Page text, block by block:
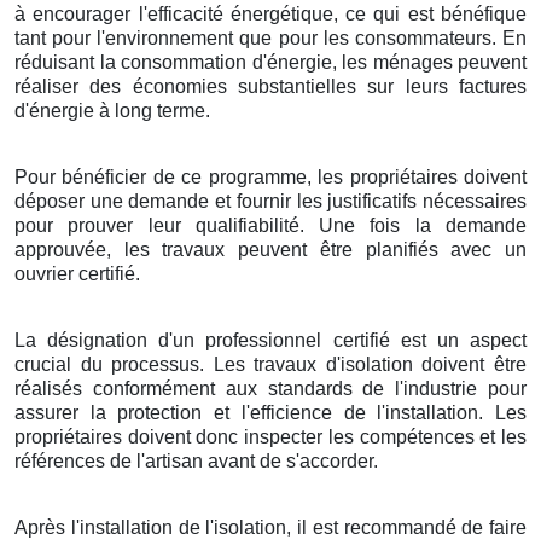
à encourager l'efficacité énergétique, ce qui est bénéfique
tant pour l'environnement que pour les consommateurs. En
réduisant la consommation d'énergie, les ménages peuvent
réaliser des économies substantielles sur leurs factures
d'énergie à long terme.
Pour bénéficier de ce programme, les propriétaires doivent
déposer une demande et fournir les justificatifs nécessaires
pour prouver leur qualifiabilité. Une fois la demande
approuvée, les travaux peuvent être planifiés avec un
ouvrier certifié.
La désignation d'un professionnel certifié est un aspect
crucial du processus. Les travaux d'isolation doivent être
réalisés conformément aux standards de l'industrie pour
assurer la protection et l'efficience de l'installation. Les
propriétaires doivent donc inspecter les compétences et les
références de l'artisan avant de s'accorder.
Après l'installation de l'isolation, il est recommandé de faire